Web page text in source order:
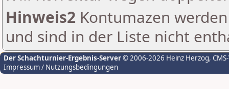
Hinweis2 Kontumazen
und sind in der Liste nicht
Der Schachturnier-Ergebnis-Server© 2006-2026 Heinz Herzog,
Impressum / Nutzungsbedingungen